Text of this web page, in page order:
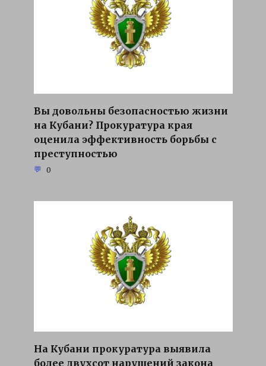
Вы довольны безопасностью жизни
на Кубани? Прокуратура края
оценила эффективность борьбы с
преступностью
0
На Кубани прокуратура выявила
более двухсот нарушений закона